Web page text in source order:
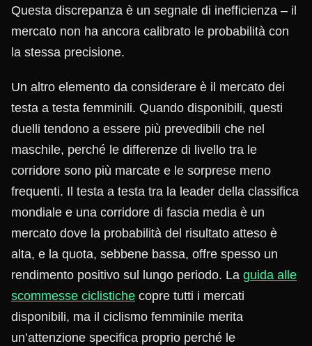
Questa discrepanza è un segnale di inefficienza – il
mercato non ha ancora calibrato le probabilità con
la stessa precisione.
Un altro elemento da considerare è il mercato dei
testa a testa femminili. Quando disponibili, questi
duelli tendono a essere più prevedibili che nel
maschile, perché le differenze di livello tra le
corridore sono più marcate e le sorprese meno
frequenti. Il testa a testa tra la leader della classifica
mondiale e una corridore di fascia media è un
mercato dove la probabilità del risultato atteso è
alta, e la quota, sebbene bassa, offre spesso un
rendimento positivo sul lungo periodo. La guida alle
scommesse ciclistiche copre tutti i mercati
disponibili, ma il ciclismo femminile merita
un’attenzione specifica proprio perché le